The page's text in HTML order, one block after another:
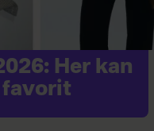
Her kan
favorit